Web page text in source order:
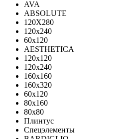
AVA
ABSOLUTE
120X280
120х240
60х120
AESTHETICA
120x120
120x240
160x160
160x320
60x120
80x160
80x80
Плинтус
Спецэлементы